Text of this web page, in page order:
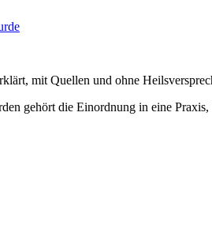
mit Quellen und ohne
gehört die Einordnung in eine